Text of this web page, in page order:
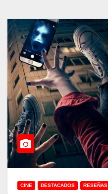
CINE DESTACADOS RESEÑAS